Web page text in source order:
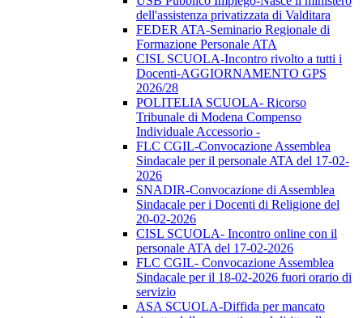
dell'assistenza privatizzata di Valditara
FEDER ATA-Seminario Regionale di
Formazione Personale ATA
CISL SCUOLA-Incontro rivolto a tutti i
Docenti-AGGIORNAMENTO GPS
2026/28
POLITELIA SCUOLA- Ricorso
Tribunale di Modena Compenso
Individuale Accessorio -
FLC CGIL-Convocazione Assemblea
Sindacale per il personale ATA del 17-02-
2026
SNADIR-Convocazione di Assemblea
Sindacale per i Docenti di Religione del
20-02-2026
CISL SCUOLA- Incontro online con il
personale ATA del 17-02-2026
FLC CGIL- Convocazione Assemblea
Sindacale per il 18-02-2026 fuori orario di
servizio
ASA SCUOLA-Diffida per mancato